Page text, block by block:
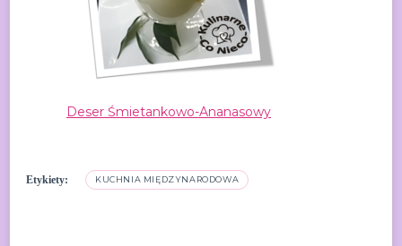
Deser Śmietankowo-Ananasowy
Etykiety: KUCHNIA MIĘDZYNARODOWA